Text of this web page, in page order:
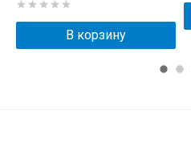
В корзину